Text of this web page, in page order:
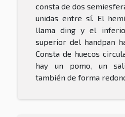
consta de dos
unidas entre sí. El
llama ding y el
superior del handpan
Consta de huecos
hay un pomo, un
también de forma